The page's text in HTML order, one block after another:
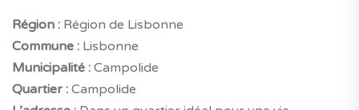
Région : Région de Lisbonne
Commune : Lisbonne
Municipalité : Campolide
Quartier : Campolide